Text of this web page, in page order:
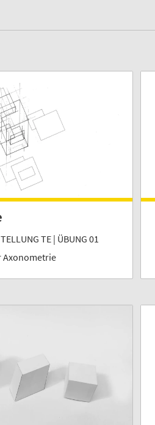
TE | ÜBUNG 01